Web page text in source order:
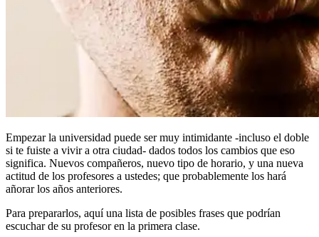
Empezar la universidad puede ser muy intimidante -incluso el doble
si te fuiste a vivir a otra ciudad- dados todos los cambios que eso
significa. Nuevos compañeros, nuevo tipo de horario, y una nueva
actitud de los profesores a ustedes; que probablemente los hará
añorar los años anteriores.
Para prepararlos, aquí una lista de posibles frases que podrían
escuchar de su profesor en la primera clase.